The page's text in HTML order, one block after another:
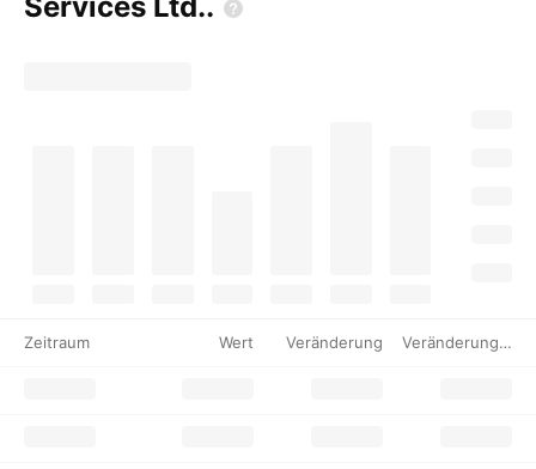
Zeitraum Wert Veränderung Veränderung %